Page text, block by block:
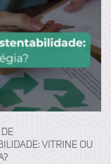
vitrine ou